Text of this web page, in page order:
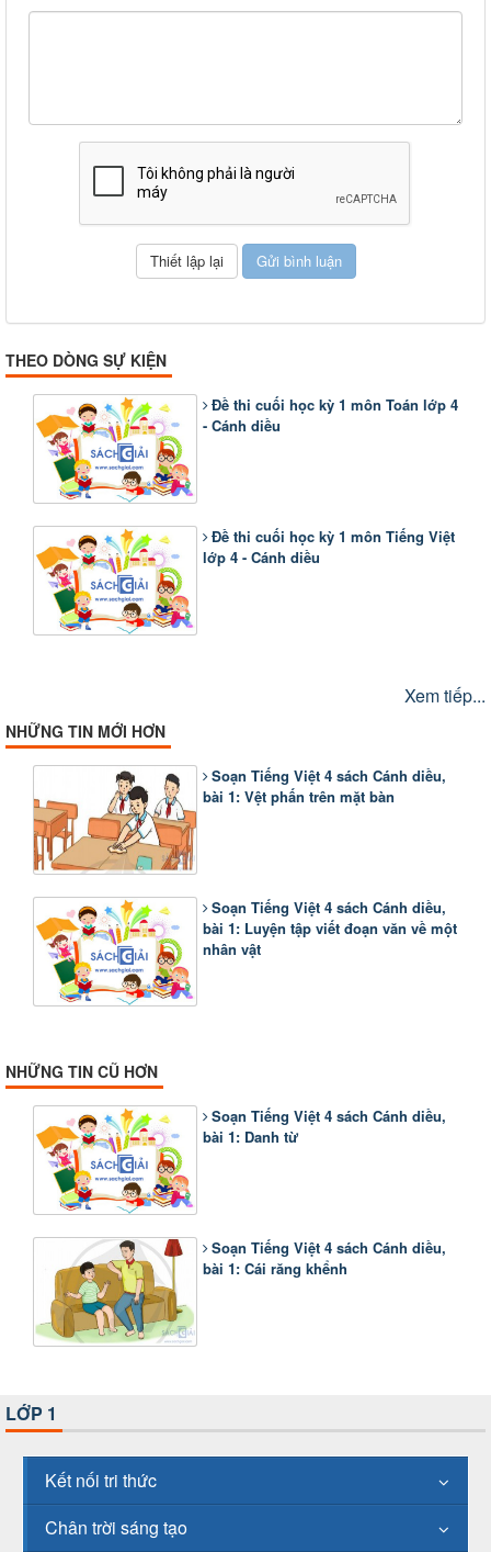
THEO DÒNG SỰ KIỆN
Đề thi cuối học kỳ 1 môn Toán lớp 4
- Cánh diều
Đề thi cuối học kỳ 1 môn Tiếng Việt
lớp 4 - Cánh diều
Xem tiếp...
NHỮNG TIN MỚI HƠN
Soạn Tiếng Việt 4 sách Cánh diều,
bài 1: Vệt phấn trên mặt bàn
Soạn Tiếng Việt 4 sách Cánh diều,
bài 1: Luyện tập viết đoạn văn về một
nhân vật
NHỮNG TIN CŨ HƠN
Soạn Tiếng Việt 4 sách Cánh diều,
bài 1: Danh từ
Soạn Tiếng Việt 4 sách Cánh diều,
bài 1: Cái răng khểnh
LỚP 1
Kết nối tri thức
Chân trời sáng tạo